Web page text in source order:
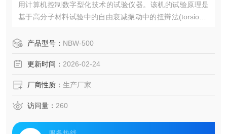
用计算机控制数字型化技术的试验仪器。该机的试验原理是
基于高分子材料试验中的自由衰减振动中的扭辫法(torsional
荷下的动态模量及力学损耗与温度关系的技术。在各种测试
产品型号： NBW-500
更新时间： 2026-02-24
厂商性质： 生产厂家
访问量： 260